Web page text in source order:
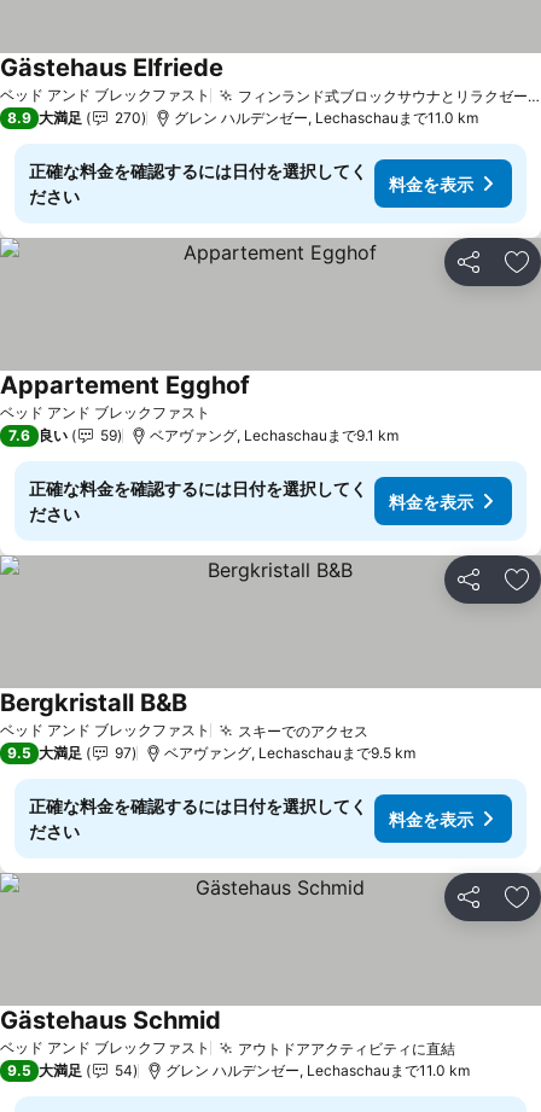
ベッド アンド ブレックファスト フィンランド式ブロックサウナとリラクゼーション
Gästehaus Elfriede
8.9 大満足 270 グレン ハルデンゼー, Lechaschauまで11.0 km
正確な料金を確認するには日付を選択してく
ださい
料金を表示
シェア お
ベッド アンド ブレックファスト
Appartement Egghof
7.6 良い 59 ベアヴァング, Lechaschauまで9.1 km
正確な料金を確認するには日付を選択してく
ださい
料金を表示
シェア お
ベッド アンド ブレックファスト スキーでのアクセス
Bergkristall B&B
9.5 大満足 97 ベアヴァング, Lechaschauまで9.5 km
正確な料金を確認するには日付を選択してく
ださい
料金を表示
シェア お
ベッド アンド ブレックファスト アウトドアアクティビティに直結
Gästehaus Schmid
9.5 大満足 54 グレン ハルデンゼー, Lechaschauまで11.0 km